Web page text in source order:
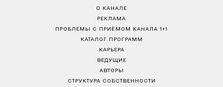
О КАНАЛЕ
РЕКЛАМА
ПРОБЛЕМЫ С ПРИЁМОМ КАНАЛА 1+1
КАТАЛОГ ПРОГРАММ
КАРЬЕРА
ВЕДУЩИЕ
АВТОРЫ
СТРУКТУРА СОБСТВЕННОСТИ